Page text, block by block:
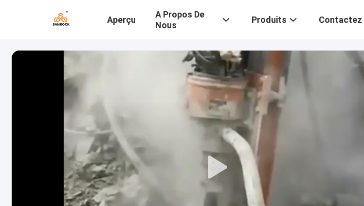
Aperçu
A Propos De
Nous
Produits Contactez